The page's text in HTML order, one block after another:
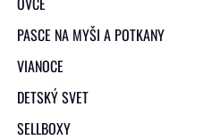
PASCE NA MYŠI A POTKANY
VIANOCE
DETSKÝ SVET
SELLBOXY